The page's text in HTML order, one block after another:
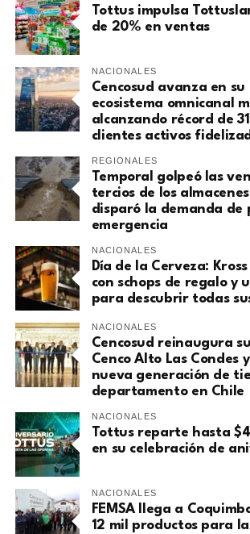
Tottus impulsa
de 20% en ventas
NACIONALES
Cencosud avanza en
ecosistema omnicanal
alcanzando récord de
clientes activos
REGIONALES
Temporal golpeó las
tercios de los
disparó la demanda de
emergencia
NACIONALES
Día de la Cerveza:
con schops de regalo y
para descubrir todas
NACIONALES
Cencosud reinaugura
Cenco Alto Las Condes
nueva generación de
departamento en Chile
NACIONALES
Tottus reparte hasta
en su celebración de
NACIONALES
FEMSA llega a
12 mil productos para